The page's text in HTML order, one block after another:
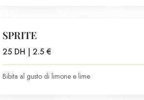
SPRITE
25 DH | 2.5 €
Bibita al gusto di limone e lime